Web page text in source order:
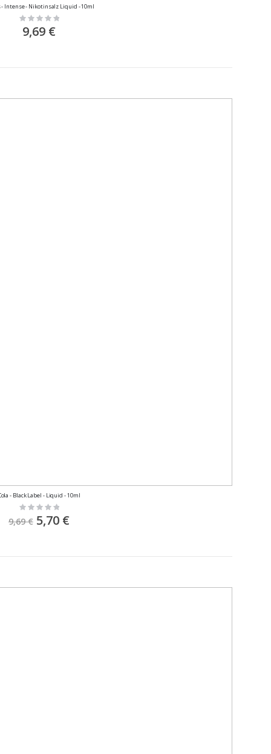
Intense - Nikotinsalz Liquid - 10ml
Rating:
0%
9,69 €
- Black Label - Liquid - 10ml
Rating:
9,69 € Sonderpreis
5,70 €